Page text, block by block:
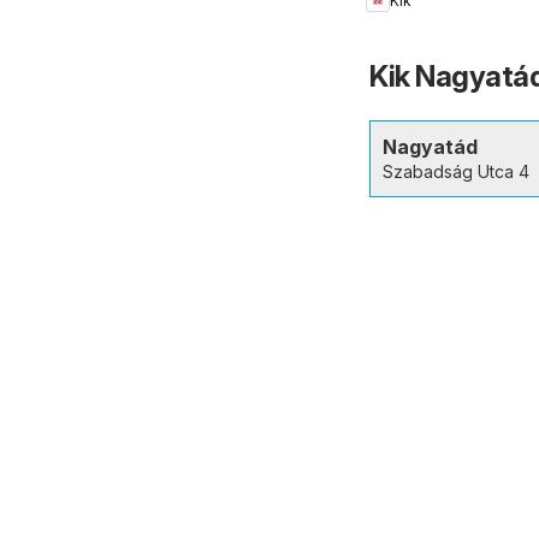
Kik
Nagyatád
Szabadság Utca 4